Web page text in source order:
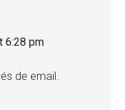
6:28 pm
de email.